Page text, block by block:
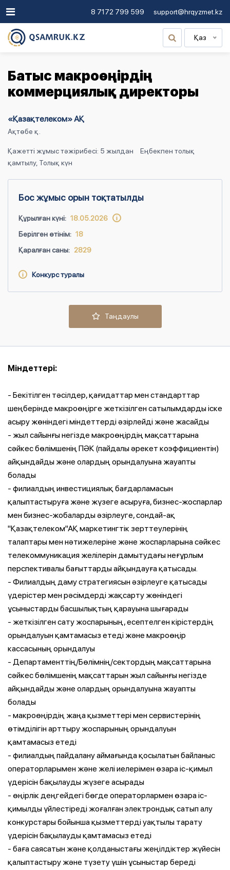
8 7172 799 599 support@hrqyzmet.kz
Қаз
Батыс макроөңірдің
коммерциялық директоры
«Қазақтелеком» АҚ
Ақтөбе қ.
Қажетті жұмыс тәжірибесі: 5 жылдан
Еңбекпен толық
қамтылу, Толық күн
Бос жұмыс орын тоқтатылды
Құрылған күні: 18.05.2026
Берілген өтінім: 18
Қаралған саны: 2829
Конкурс туралы
Таңдаулы
Міндеттері:
- Бекітілген тәсілдер, қағидаттар мен стандарттар
шеңберінде макроөңірге жеткізілген сатылымдарды іске
асыру жөніндегі міндеттерді әзірлейді және жасайды
- жыл сайынғы негізде макроөңірдің мақсаттарына
сәйкес бөлімшенің ПӘК (пайдалы әрекет коэффициентін)
айқындайды және олардың орындалуына жауапты
болады
- филиалдың инвестициялық бағдарламасын
қалыптастыруға және жүзеге асыруға, бизнес-жоспарлар
мен бизнес-жобаларды әзірлеуге, сондай-ақ
"Қазақтелеком"АҚ маркетингтік зерттеулерінің
талаптары мен нәтижелеріне және жоспарларына сәйкес
телекоммуникация желілерін дамытудағы неғұрлым
перспективалы бағыттарды айқындауға қатысады.
- Филиалдың даму стратегиясын әзірлеуге қатысады
үдерістер мен рәсімдерді жақсарту жөніндегі
ұсыныстарды басшылықтың қарауына шығарады
- жеткізілген сату жоспарының, есептелген кірістердің
орындалуын қамтамасыз етеді және макроөңір
кассасының орындалуы
- Департаменттің/Бөлімнің/сектордың мақсаттарына
сәйкес бөлімшенің мақсаттарын жыл сайынғы негізде
айқындайды және олардың орындалуына жауапты
болады
- макроөңірдің жаңа қызметтері мен сервистерінің
өтімділігін арттыру жоспарының орындалуын
қамтамасыз етеді
- филиалдың пайдалану аймағында қосылатын байланыс
операторларымен және желі иелерімен өзара іс-қимыл
үдерісін бақылауды жүзеге асырады
- өңірлік деңгейдегі бөгде операторлармен өзара іс-
қимылды үйлестіреді жоғалған электрондық сатып алу
конкурстары бойынша қызметтерді уақтылы тарату
үдерісін бақылауды қамтамасыз етеді
- баға саясатын және қолданыстағы жеңілдіктер жүйесін
қалыптастыру және түзету үшін ұсыныстар береді